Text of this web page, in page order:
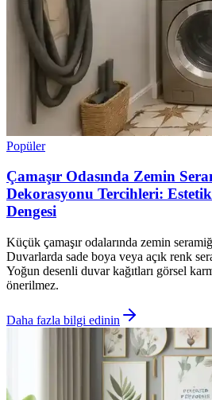
Popüler
Çamaşır Odasında Zemin
Dekorasyonu Tercihleri:
Dengesi
Küçük çamaşır odalarında zemin
Duvarlarda sade boya veya açık renk
Yoğun desenli duvar kağıtları görsel
önerilmez.
Daha fazla bilgi edinin